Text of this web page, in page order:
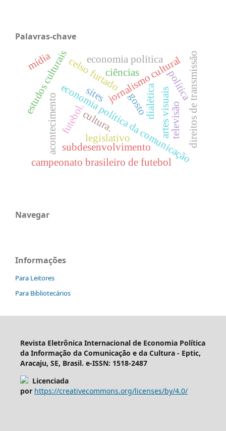
Palavras-chave
economia política da comunicaçãodireitos de transmissão
campeonato brasileiro de futebol
futebol.
jornalismo cultural
estudos culturais
acontecimento artes visuais
dialética
gosto
economia política
celso furtado
subdesenvolvimento
cultura.
legislativo
sites política
televisão
mídia
ciências
Navegar
Informações
Para Leitores
Para Bibliotecários
Revista Eletrônica Internacional de Economia Política
da Informação da Comunicação e da Cultura - Eptic,
Aracaju, SE, Brasil. e-ISSN: 1518-2487
Licenciada
por https://creativecommons.org/licenses/by/4.0/